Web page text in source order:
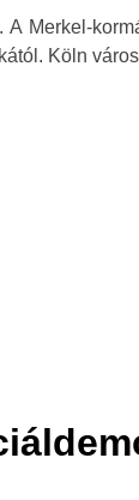
A Merkel-
Köln